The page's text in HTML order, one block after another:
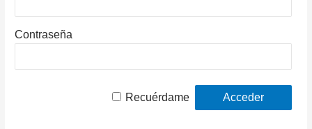
Contraseña
Recuérdame